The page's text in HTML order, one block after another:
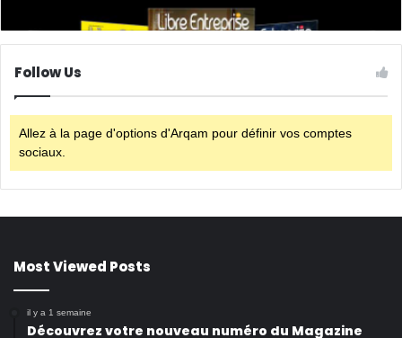
Follow Us
Allez à la page d'options d'Arqam pour définir vos comptes
sociaux.
Most Viewed Posts
il y a 1 semaine
Découvrez votre nouveau numéro du Magazine